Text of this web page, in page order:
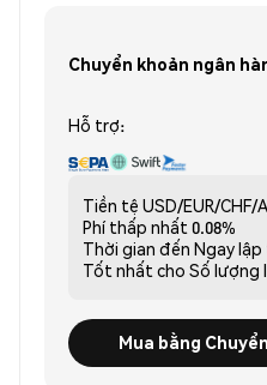
Chuyển khoản ngân
Hỗ trợ:
Tiền tệ USD/EUR/CHF/
Phí thấp nhất 0.08%
Thời gian đến Ngay
Tốt nhất cho Số lượng
Mua bằng